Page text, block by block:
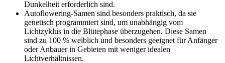
Dunkelheit erforderlich sind.
Autoflowering-Samen sind besonders praktisch, da sie
genetisch programmiert sind, um unabhängig vom
Lichtzyklus in die Blütephase überzugehen. Diese Samen
sind zu 100 % weiblich und besonders geeignet für Anfänger
oder Anbauer in Gebieten mit weniger idealen
Lichtverhältnissen.